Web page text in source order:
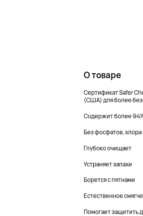
О товаре
Сертификат Safer
(США) для более
Содержит более
Без фосфатов, хлора
Глубоко очищает
Устраняет запахи
Борется с пятнами
Естественное
Помогает защитить